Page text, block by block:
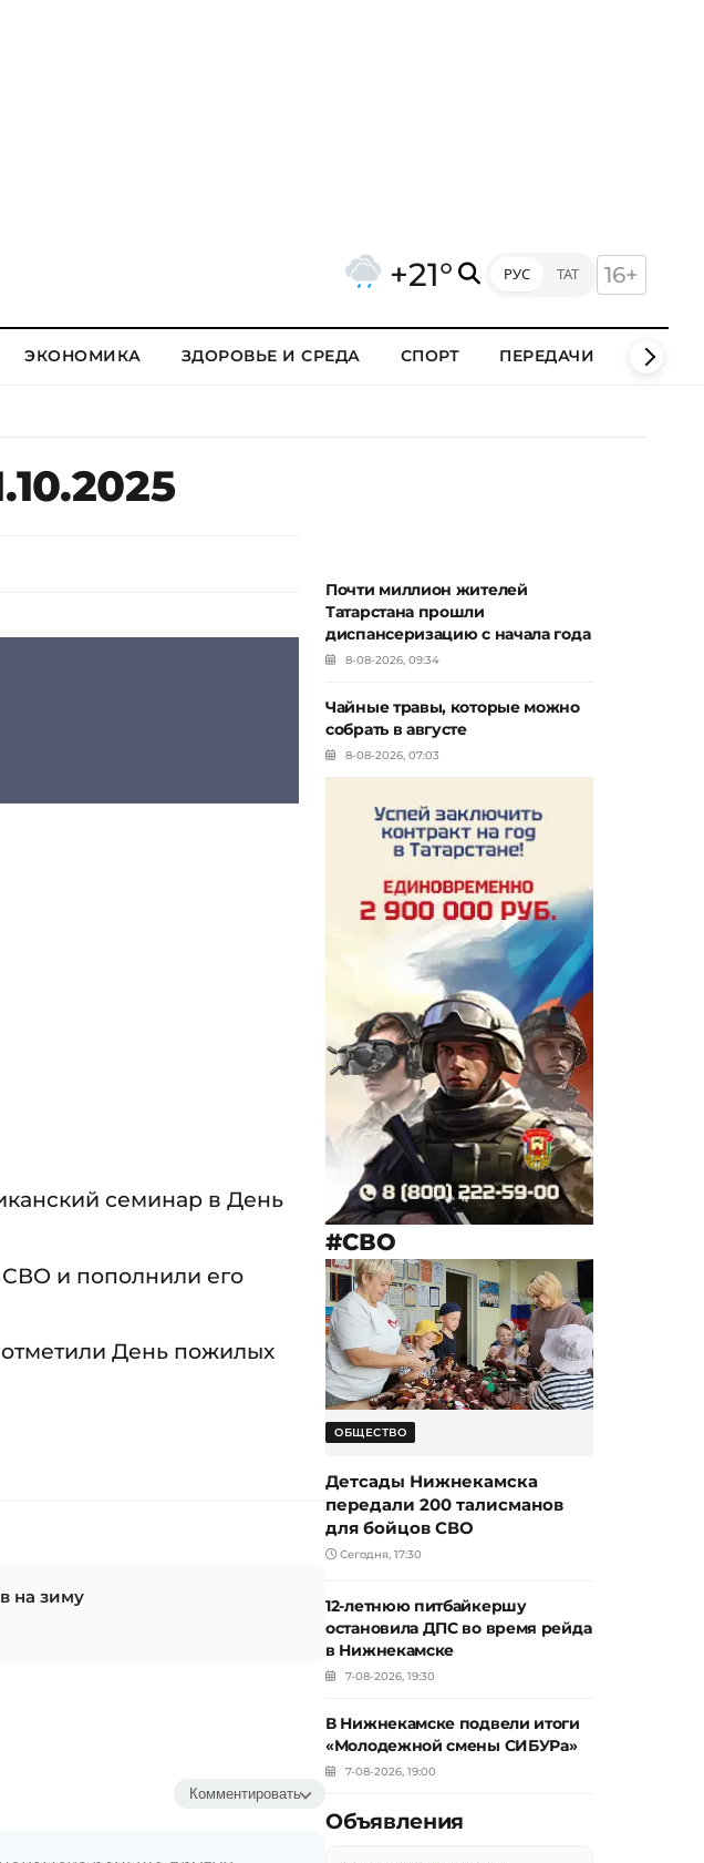
+21° РУС ТАТ 16+
ЭКОНОМИКА ЗДОРОВЬЕ И СРЕДА СПОРТ ПЕРЕДАЧИ КЛИПЫ
семинар в День
и пополнили его
День пожилых
на зиму
Комментировать
Почти миллион жителей
Татарстана прошли
диспансеризацию с начала года
8-08-2026, 09:34
Чайные травы, которые можно
собрать в августе
8-08-2026, 07:03
#СВО
ОБЩЕСТВО
Детсады Нижнекамска
передали 200 талисманов
для бойцов СВО
Сегодня, 17:30
12-летнюю питбайкершу
остановила ДПС во время рейда
в Нижнекамске
7-08-2026, 19:30
В Нижнекамске подвели итоги
«Молодежной смены СИБУРа»
7-08-2026, 19:00
Объявления